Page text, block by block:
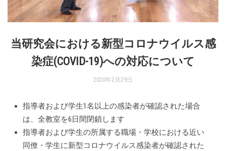
当研究会における新型コロナウイルス感
染症(COVID-19)への対応について
2020年2月29日
指導者および学生1名以上の感染者が確認された場合
は、全教室を6日間閉鎖します
指導者および学生の所属する職場・学校における近い
同僚・学生に新型コロナウイルス感染者が確認された